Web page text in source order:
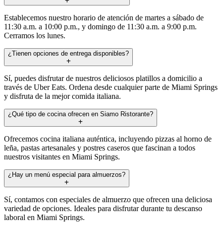
Establecemos nuestro horario de atención de martes a sábado de
11:30 a.m. a 10:00 p.m., y domingo de 11:30 a.m. a 9:00 p.m.
Cerramos los lunes.
¿Tienen opciones de entrega disponibles?
Sí, puedes disfrutar de nuestros deliciosos platillos a domicilio a
través de Uber Eats. Ordena desde cualquier parte de Miami Springs
y disfruta de la mejor comida italiana.
¿Qué tipo de cocina ofrecen en Siamo Ristorante?
Ofrecemos cocina italiana auténtica, incluyendo pizzas al horno de
leña, pastas artesanales y postres caseros que fascinan a todos
nuestros visitantes en Miami Springs.
¿Hay un menú especial para almuerzos?
Sí, contamos con especiales de almuerzo que ofrecen una deliciosa
variedad de opciones. Ideales para disfrutar durante tu descanso
laboral en Miami Springs.